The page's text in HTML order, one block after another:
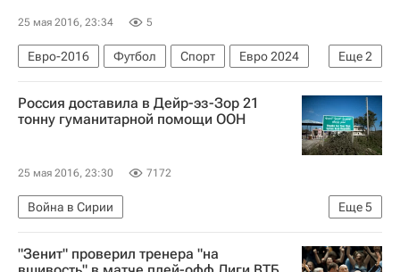
25 мая 2016, 23:34 5
Еще2
Евро-2016 Футбол Спорт
Евро 2024
Роман Нойштедтер
Сборная России по футболу
Россия доставила в Дейр-эз-Зор 21
тонну гуманитарной помощи ООН
25 мая 2016, 23:30 7172
Еще5
Война в Сирии
Мирный процесс - Война в Сирии
Перемирие в Сирии
Сирия
"Зенит" проверил тренера "на